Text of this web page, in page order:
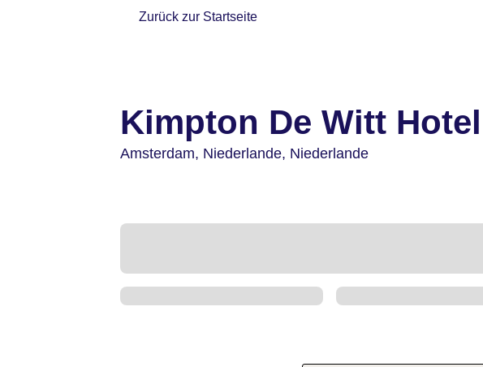
Zurück zur Startseite
Kimpton De Witt Hotel
Amsterdam, Niederlande, Niederlande